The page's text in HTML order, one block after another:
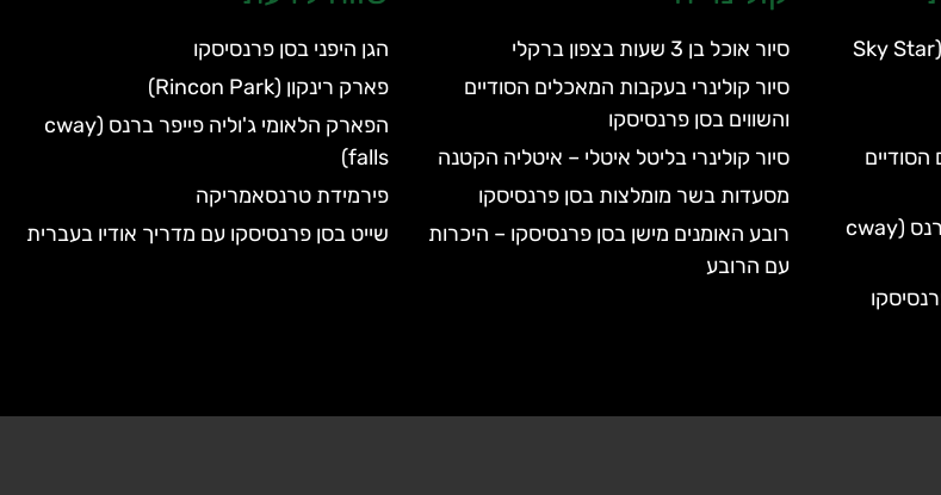
הגלגל הענק של סן פרנסיסקו (Sky Star
הסודיים
הפארק הלאומי ג'וליה פייפר ברנס (cway
סיור אוכל בן 3 שעות בצפון ברקלי
סיור קולינרי בעקבות המאכלים הסודיים
והשווים בסן פרנסיסקו
סיור קולינרי בליטל איטלי – איטליה הקטנה
מסעדות בשר מומלצות בסן פרנסיסקו
רובע האומנים מישן בסן פרנסיסקו – היכרות
עם הרובע
הגן היפני בסן פרנסיסקו
פארק רינקון (Rincon Park)
הפארק הלאומי ג'וליה פייפר ברנס (cway
falls)
פירמידת טרנסאמריקה
שייט בסן פרנסיסקו עם מדריך אודיו בעברית